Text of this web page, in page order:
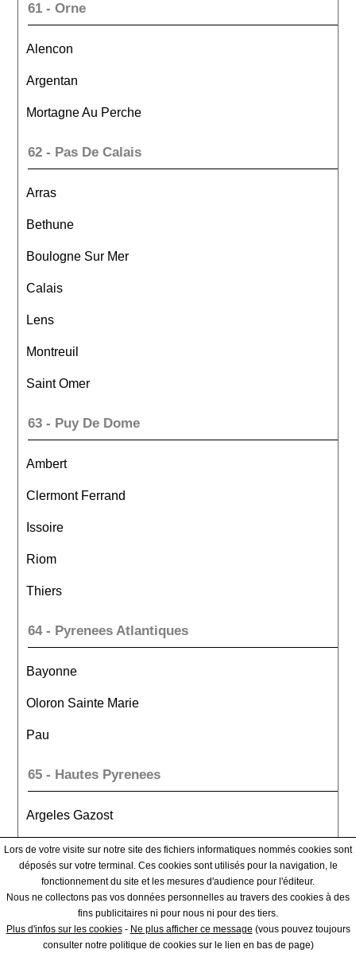
61 - Orne
Alencon
Argentan
Mortagne Au Perche
62 - Pas De Calais
Arras
Bethune
Boulogne Sur Mer
Calais
Lens
Montreuil
Saint Omer
63 - Puy De Dome
Ambert
Clermont Ferrand
Issoire
Riom
Thiers
64 - Pyrenees Atlantiques
Bayonne
Oloron Sainte Marie
Pau
65 - Hautes Pyrenees
Argeles Gazost
Bagneres De Bigorre
Tarbes
66 - Pyrenees Orientales
Lors de votre visite sur notre site des fichiers informatiques nommés cookies sont
déposés sur votre terminal. Ces cookies sont utilisés pour la navigation, le
fonctionnement du site et les mesures d'audience pour l'éditeur.
Nous ne collectons pas vos données personnelles au travers des cookies à des
fins publicitaires ni pour nous ni pour des tiers.
Plus d'infos sur les cookies- Ne plus afficher ce message (vous pouvez toujours
consulter notre politique de cookies sur le lien en bas de page)